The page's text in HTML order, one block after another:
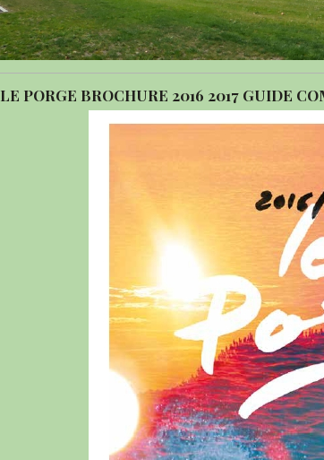
LE PORGE BROCHURE 2016 2017 GUIDE